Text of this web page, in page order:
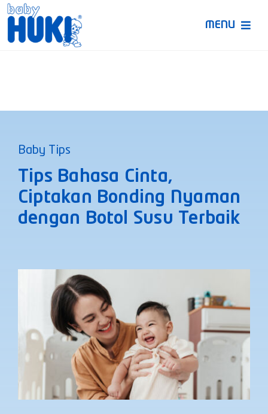
Skip
content
MENU
Baby Tips
Tips Bahasa Cinta,
Ciptakan Bonding Nyaman
dengan Botol Susu Terbaik